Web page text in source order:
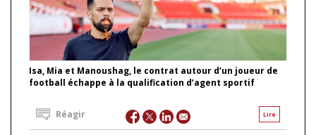
Isa, Mia et Manoushag, le contrat autour d’un joueur de
football échappe à la qualification d’agent sportif
Lire
Réagir